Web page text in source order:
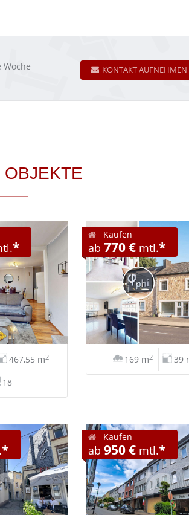
Woche KONTAKT AUFNEHMEN
*
467,55 m2
18
Kaufen
ab 770 €mtl.*
169 m2 39
*
Kaufen
ab 950 €mtl.*